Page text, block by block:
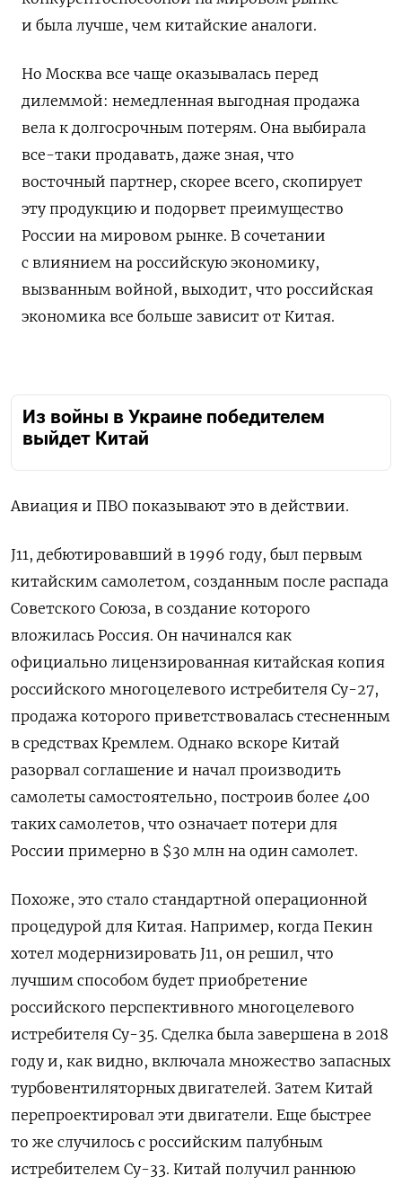
и была лучше, чем китайские аналоги.
Но Москва все чаще оказывалась перед
дилеммой: немедленная выгодная продажа
вела к долгосрочным потерям. Она выбирала
все-таки продавать, даже зная, что
восточный партнер, скорее всего, скопирует
эту продукцию и подорвет преимущество
России на мировом рынке. В сочетании
с влиянием на российскую экономику,
вызванным войной, выходит, что российская
экономика все больше зависит от Китая.
Из войны в Украине победителем
выйдет Китай
Авиация и ПВО показывают это в действии.
J11, дебютировавший в 1996 году, был первым
китайским самолетом, созданным после распада
Советского Союза, в создание которого
вложилась Россия. Он начинался как
официально лицензированная китайская копия
российского многоцелевого истребителя Су-27,
продажа которого приветствовалась стесненным
в средствах Кремлем. Однако вскоре Китай
разорвал соглашение и начал производить
самолеты самостоятельно, построив более 400
таких самолетов, что означает потери для
России примерно в $30 млн на один самолет.
Похоже, это стало стандартной операционной
процедурой для Китая. Например, когда Пекин
хотел модернизировать J11, он решил, что
лучшим способом будет приобретение
российского перспективного многоцелевого
истребителя Су-35. Сделка была завершена в 2018
году и, как видно, включала множество запасных
турбовентиляторных двигателей. Затем Китай
перепроектировал эти двигатели. Еще быстрее
то же случилось с российским палубным
истребителем Су-33. Китай получил раннюю